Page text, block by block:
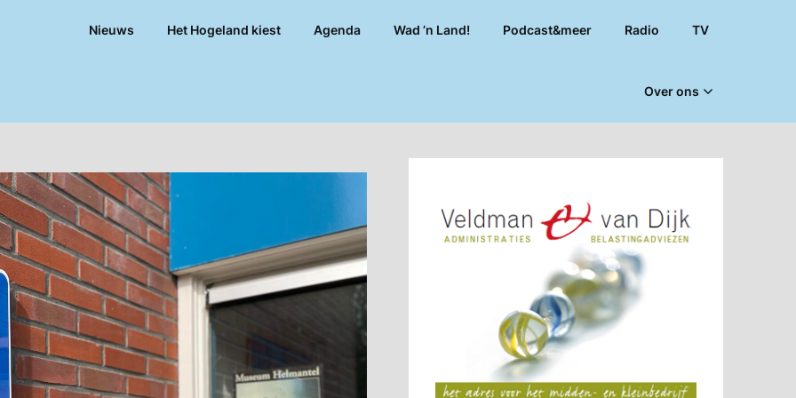
Nieuws Het Hogeland kiest Agenda Wad ’n Land! Podcast&meer Radio TV
Over ons